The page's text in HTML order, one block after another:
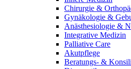
Chirurgie &
Gynäkologie &
Anästhesiologie &
Integrative Medizin
Palliative Care
Akutpflege
Beratungs- &